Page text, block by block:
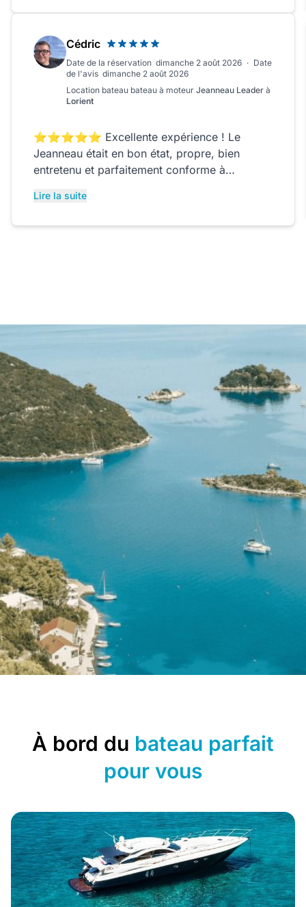
Cédric
Date de la réservation dimanche 2 août 2026 · Date
de l'avis dimanche 2 août 2026
Location bateau bateau à moteur Jeanneau Leader à
Lorient
⭐⭐⭐⭐⭐ Excellente expérience ! Le
Jeanneau était en bon état, propre, bien
entretenu et parfaitement conforme à
aux explications claires du propriétaire, qui
l’occasion se présente. Merci encore pour
Lire la suite
Un havre de paix
DÉCOUVRIR
À bord du bateau parfait
pour vous